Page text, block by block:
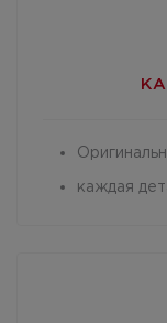
каждая